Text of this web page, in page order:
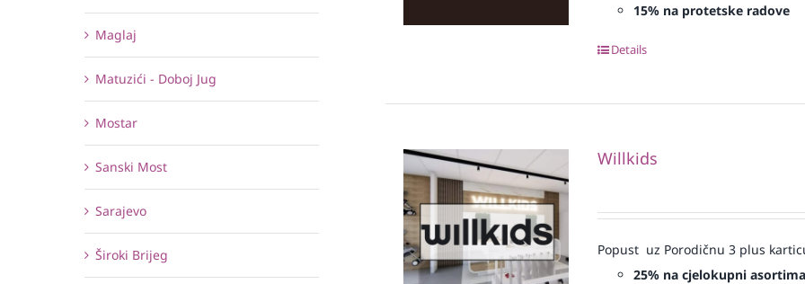
15% na protetske radove
Details
Willkids
Popust uz Porodičnu 3 plus
25% na cjelokupni
Maglaj
Matuzići - Doboj Jug
Mostar
Sanski Most
Sarajevo
Široki Brijeg